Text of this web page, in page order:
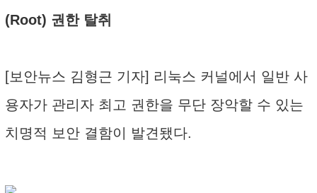
(Root) 권한 탈취
[보안뉴스 김형근 기자] 리눅스 커널에서 일반 사
용자가 관리자 최고 권한을 무단 장악할 수 있는
치명적 보안 결함이 발견됐다.